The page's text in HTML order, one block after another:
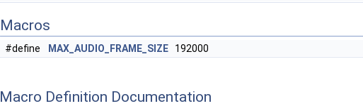
Macros
#define MAX_AUDIO_FRAME_SIZE 192000
Macro Definition Documentation